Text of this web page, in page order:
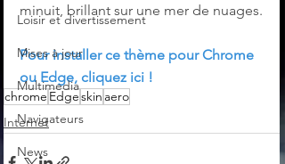
Loisir et divertissement
Mises à jour
Multimedia
Navigateurs
News
minuit, brillant sur une mer de nuages.
Pour installer ce thème pour Chrome
ou Edge, cliquez ici !
chrome Edgeskin aero
Internet